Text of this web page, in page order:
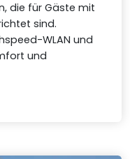
die für Gäste mit
sind.
WLAN und
und